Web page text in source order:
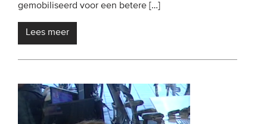
gemobiliseerd voor een betere […]
Lees meer